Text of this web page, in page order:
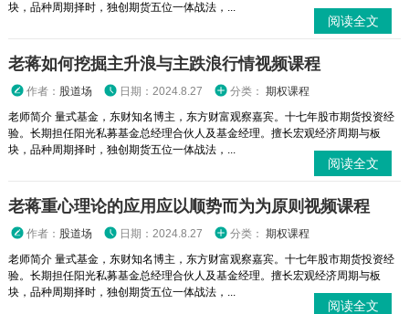
块，品种周期择时，独创期货五位一体战法，...
阅读全文
老蒋如何挖掘主升浪与主跌浪行情视频课程
作者： 股道场 日期：2024.8.27 分类： 期权课程
老师简介 量式基金，东财知名博主，东方财富观察嘉宾。十七年股市期货投资经
验。长期担任阳光私募基金总经理合伙人及基金经理。擅长宏观经济周期与板
块，品种周期择时，独创期货五位一体战法，...
阅读全文
老蒋重心理论的应用应以顺势而为为原则视频课程
作者： 股道场 日期：2024.8.27 分类： 期权课程
老师简介 量式基金，东财知名博主，东方财富观察嘉宾。十七年股市期货投资经
验。长期担任阳光私募基金总经理合伙人及基金经理。擅长宏观经济周期与板
块，品种周期择时，独创期货五位一体战法，...
阅读全文